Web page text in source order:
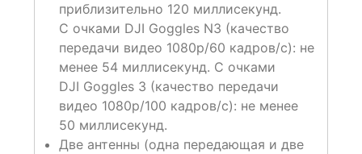
приблизительно 120 миллисекунд.
С очками DJI Goggles N3 (качество
передачи видео 1080p/60 кадров/с): не
менее 54 миллисекунд. С очками
DJI Goggles 3 (качество передачи
видео 1080p/100 кадров/с): не менее
50 миллисекунд.
Две антенны (одна передающая и две